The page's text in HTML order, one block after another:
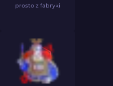
prosto z fabryki